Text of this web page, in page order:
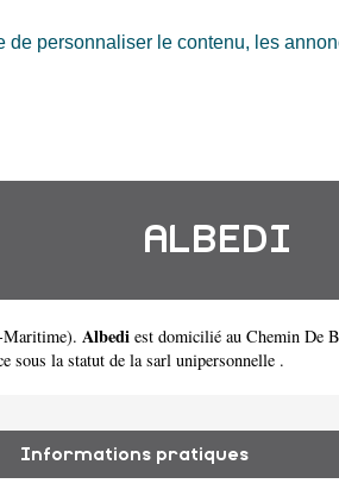
personnaliser le contenu, les
ALBEDI
Maritime). Albedi est domicilié au Chemin De
sous la statut de la sarl unipersonnelle .
Informations pratiques